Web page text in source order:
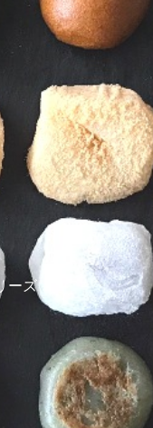
ーズ